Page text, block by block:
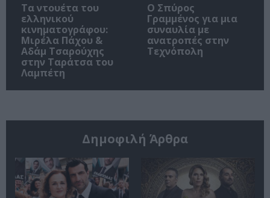
Τα ντουέτα του
ελληνικού
κινηματογράφου:
Μιρέλα Πάχου &
Αδάμ Τσαρούχης
στην Ταράτσα του
Λαμπέτη
Ο Σπύρος
Γραμμένος για μια
συναυλία με
ανατροπές στην
Τεχνόπολη
Δημοφιλή Άρθρα